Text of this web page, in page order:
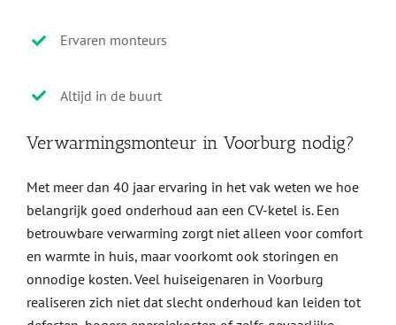
Ervaren monteurs
Altijd in de buurt
Verwarmingsmonteur in Voorburg nodig?
Met meer dan 40 jaar ervaring in het vak weten we hoe
belangrijk goed onderhoud aan een CV-ketel is. Een
betrouwbare verwarming zorgt niet alleen voor comfort
en warmte in huis, maar voorkomt ook storingen en
onnodige kosten. Veel huiseigenaren in Voorburg
realiseren zich niet dat slecht onderhoud kan leiden tot